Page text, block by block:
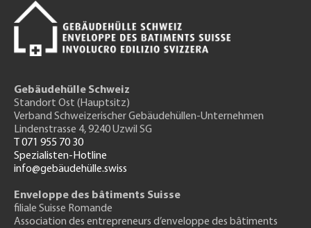
Gebäudehülle Schweiz
Standort Ost (Hauptsitz)
Verband Schweizerischer Gebäudehüllen-Unternehmen
Lindenstrasse 4, 9240 Uzwil SG
T 071 955 70 30
Spezialisten-Hotline
info@gebäudehülle.swiss
Enveloppe des bâtiments Suisse
filiale Suisse Romande
Association des entrepreneurs d’enveloppe des bâtiments